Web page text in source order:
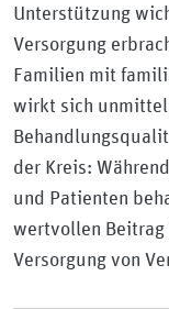
Unterstützung
Versorgung
Familien mit
wirkt sich
der Kreis:
und Patienten
wertvollen
Versorgung von